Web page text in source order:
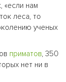
«если нам
леса, то
ученых
приматов, 350
нет ни в